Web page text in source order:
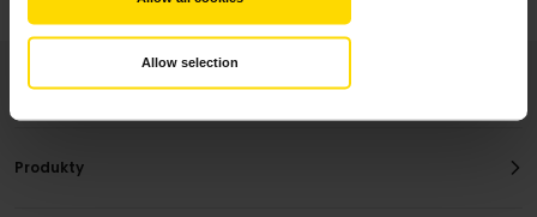
Allow selection
Produkty